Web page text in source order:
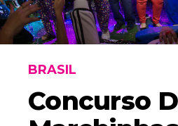
BRASIL
Concurso